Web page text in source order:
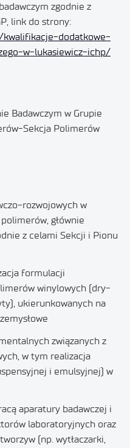
zgodnie z
link do strony:
kwalifikacje-dodatkowe-
w-lukasiewicz-ichp/
Badawczym w Grupie
Sekcja Polimerów
w
głównie
z celami Sekcji i Pionu
formulacji
winylowych (dry-
ukierunkowanych na
związanych z
w tym realizacja
i emulsyjnej) w
aparatury badawczej i
laboratoryjnych oraz
(np. wytłaczarki,